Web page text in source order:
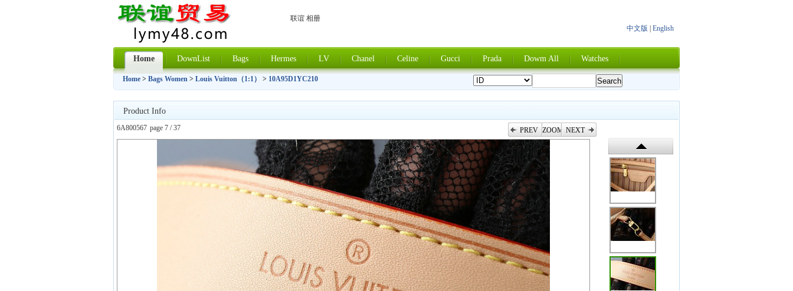
联谊 相册
中文版
English
Home DownList Bags Hermes LV Chanel Celine Gucci Prada Dowm All Watches
Home > Bags Women > Louis Vuitton（1:1） > 10A95D1YC210
Product Info
6A800567 page 7 / 37 PREV ZOOM NEXT
上一张